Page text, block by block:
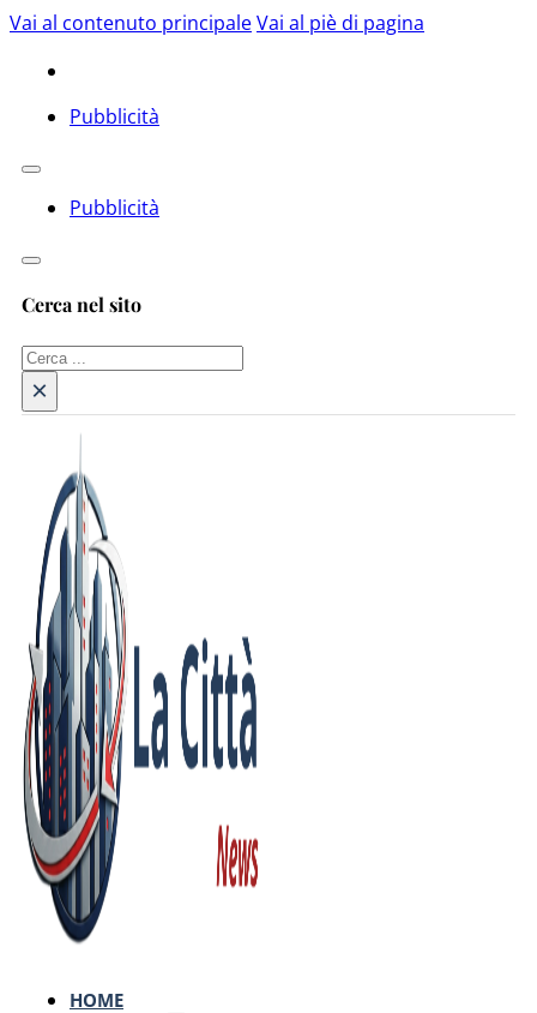
Vai al contenuto principaleVai al piè di pagina
Pubblicità
Pubblicità
Cerca nel sito
Cerca
×
HOME